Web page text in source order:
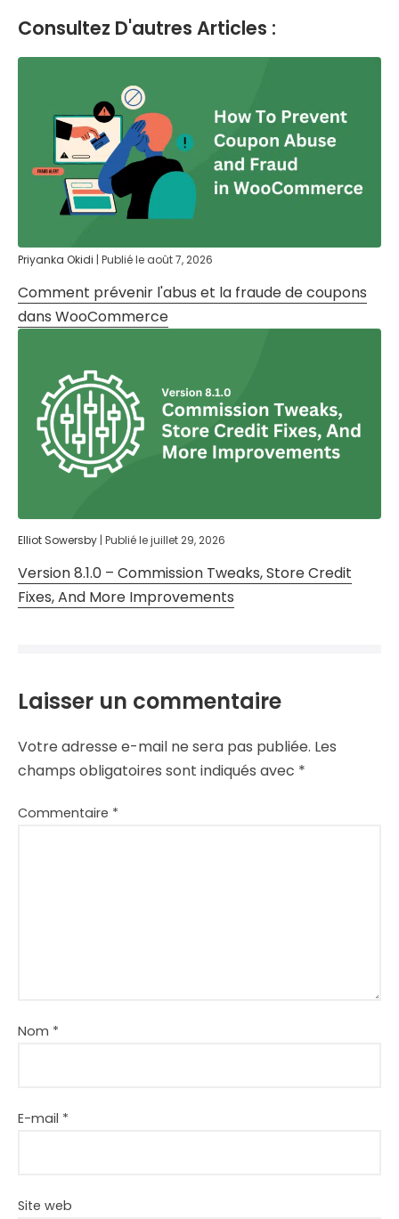
Consultez D'autres Articles :
Priyanka Okidi | Publié le août 7, 2026
Comment prévenir l'abus et la fraude de coupons
dans WooCommerce
Elliot Sowersby | Publié lejuillet 29, 2026
Version 8.1.0 – Commission Tweaks, Store Credit
Fixes, And More Improvements
Laisser un commentaire
Votre adresse e-mail ne sera pas publiée. Les
champs obligatoires sont indiqués avec *
Commentaire *
Nom *
E-mail *
Site web